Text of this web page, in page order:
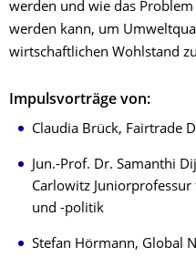
werden und wie das
werden kann, um
wirtschaftlichen Wohlstand
Impulsvorträge von:
Claudia Brück, Fairtrade
Jun.-Prof. Dr. Samanthi
Carlowitz
und -politik
Stefan Hörmann, Global